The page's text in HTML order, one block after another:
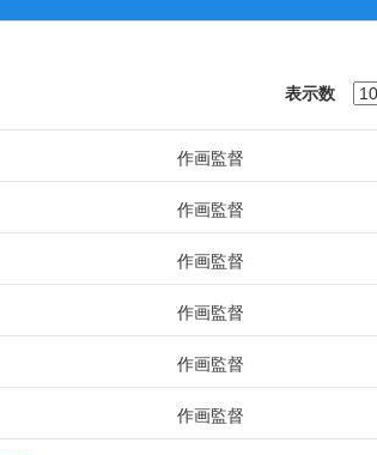
表示数
作画監督
作画監督
作画監督
作画監督
作画監督
作画監督